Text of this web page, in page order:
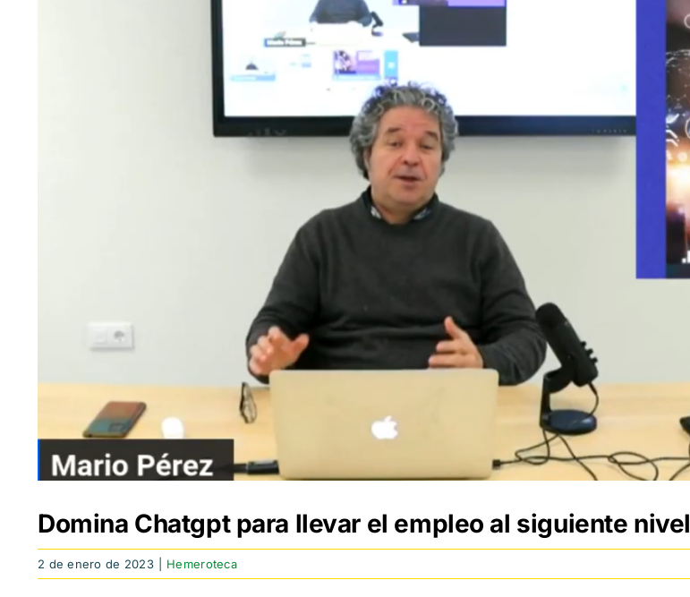
Domina Chatgpt para llevar el empleo al siguiente nivel
2 de enero de 2023 Hemeroteca